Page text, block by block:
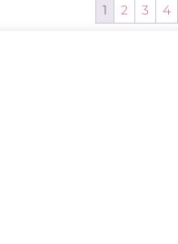
1 2 3 4